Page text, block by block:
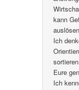
kann
Ich
Eure
Ich